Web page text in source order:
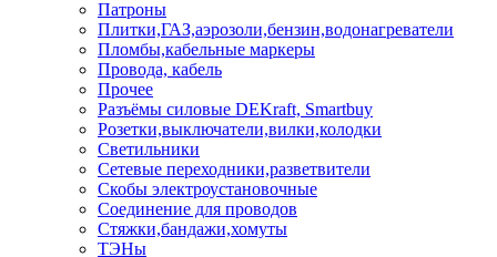
Патроны
Плитки,ГАЗ,аэрозоли,бензин,водонагреватели
Пломбы,кабельные маркеры
Провода, кабель
Прочее
Разъёмы силовые DEKraft, Smartbuy
Розетки,выключатели,вилки,колодки
Светильники
Сетевые переходники,разветвители
Скобы электроустановочные
Соединение для проводов
Стяжки,бандажи,хомуты
ТЭНы